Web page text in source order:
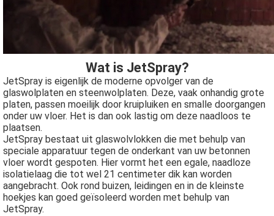
Wat is JetSpray?
JetSpray is eigenlijk de moderne opvolger van de
glaswolplaten en steenwolplaten. Deze, vaak onhandig grote
platen, passen moeilijk door kruipluiken en smalle doorgangen
onder uw vloer. Het is dan ook lastig om deze naadloos te
plaatsen.
JetSpray bestaat uit glaswolvlokken die met behulp van
speciale apparatuur tegen de onderkant van uw betonnen
vloer wordt gespoten. Hier vormt het een egale, naadloze
isolatielaag die tot wel 21 centimeter dik kan worden
aangebracht. Ook rond buizen, leidingen en in de kleinste
hoekjes kan goed geïsoleerd worden met behulp van
JetSpray.